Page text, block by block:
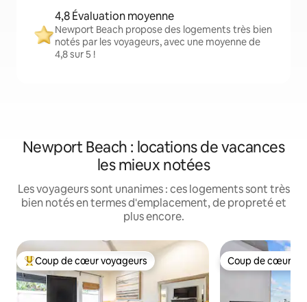
4,8 Évaluation moyenne
Newport Beach propose des logements très bien
notés par les voyageurs, avec une moyenne de
4,8 sur 5 !
Newport Beach : locations de vacances
les mieux notées
Les voyageurs sont unanimes : ces logements sont très
bien notés en termes d'emplacement, de propreté et
plus encore.
Coups de cœur voyageurs les plus appréciés
Coup de cœur voyageurs Coup de cœur
Coup de cœur